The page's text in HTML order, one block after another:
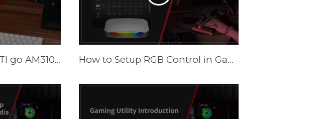
How to Set up VERSATI go AM310G2 with Streaming Center How to Setup RGB Control in Gaming Utility